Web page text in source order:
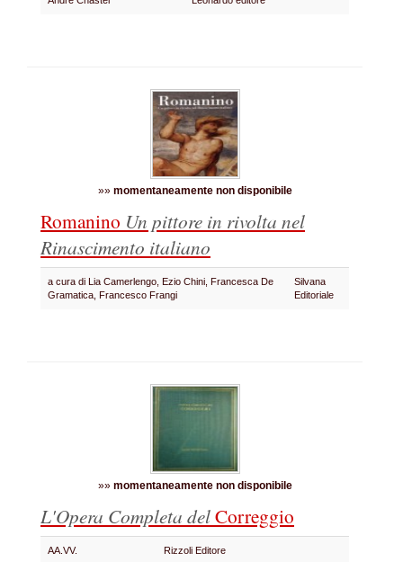
»» momentaneamente non disponibile
Romanino Un pittore in rivolta nel
Rinascimento italiano
a cura di Lia Camerlengo, Ezio Chini, Francesca De
Gramatica, Francesco Frangi
Silvana
Editoriale
»» momentaneamente non disponibile
L'Opera Completa delCorreggio
AA.VV. Rizzoli Editore